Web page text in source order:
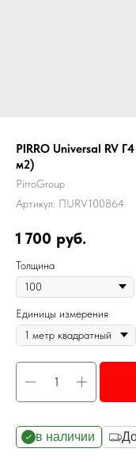
PIRRO Universal RV
м2)
PirroGroup
Артикул: ПURV100864
1 700 руб.
Толщина
Единицы измерения
в наличии